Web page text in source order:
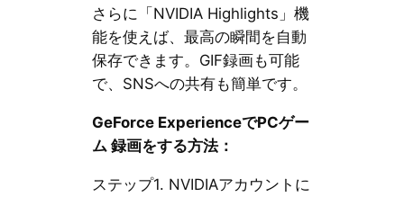
さらに「NVIDIA Highlights」機
能を使えば、最高の瞬間を自動
保存できます。GIF録画も可能
で、SNSへの共有も簡単です。
GeForce ExperienceでPCゲー
ム 録画をする方法：
ステップ1. NVIDIAアカウントに